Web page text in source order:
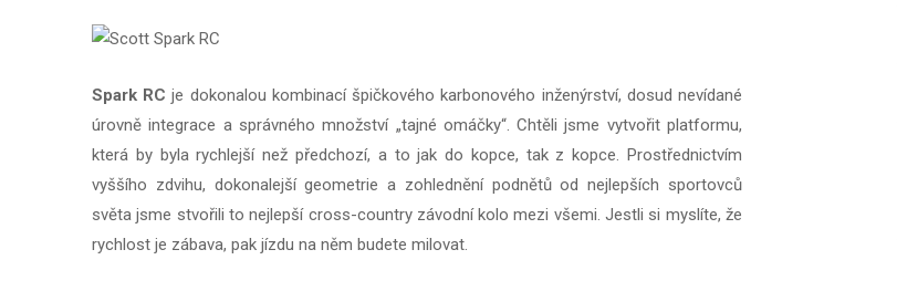
Spark RC je dokonalou kombinací špičkového karbonového inženýrství, dosud nevídané
úrovně integrace a správného množství „tajné omáčky“. Chtěli jsme vytvořit platformu,
která by byla rychlejší než předchozí, a to jak do kopce, tak z kopce. Prostřednictvím
vyššího zdvihu, dokonalejší geometrie a zohlednění podnětů od nejlepších sportovců
světa jsme stvořili to nejlepší cross-country závodní kolo mezi všemi. Jestli si myslíte, že
rychlost je zábava, pak jízdu na něm budete milovat.